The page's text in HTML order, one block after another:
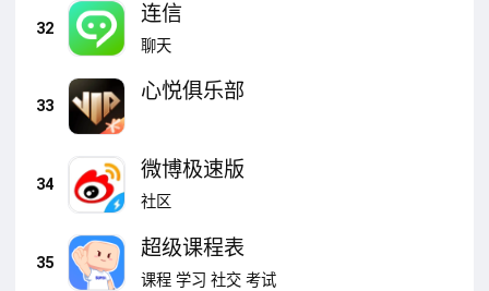
32
连信
聊天
33
心悦俱乐部
34
微博极速版
社区
35
超级课程表
课程 学习 社交 考试